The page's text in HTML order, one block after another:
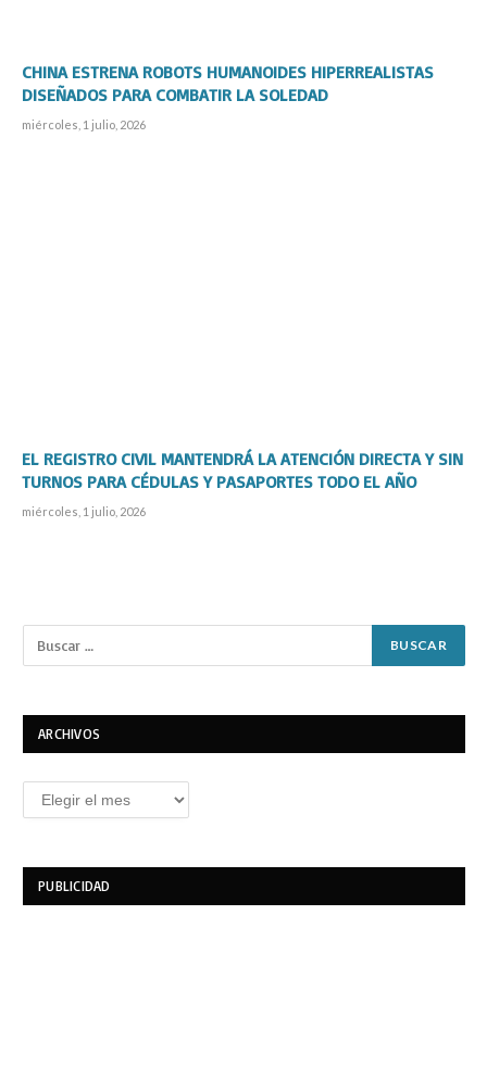
CHINA ESTRENA ROBOTS HUMANOIDES HIPERREALISTAS
DISEÑADOS PARA COMBATIR LA SOLEDAD
miércoles, 1 julio, 2026
EL REGISTRO CIVIL MANTENDRÁ LA ATENCIÓN DIRECTA Y SIN
TURNOS PARA CÉDULAS Y PASAPORTES TODO EL AÑO
miércoles, 1 julio, 2026
ARCHIVOS
Archivos
PUBLICIDAD